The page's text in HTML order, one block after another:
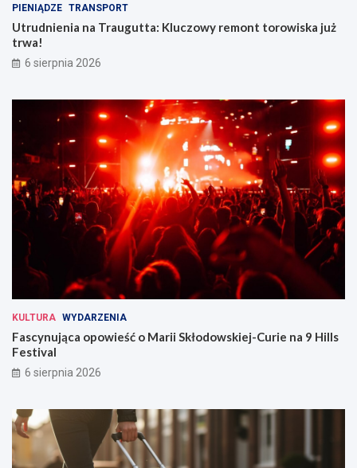
PIENIĄDZE TRANSPORT
Utrudnienia na Traugutta: Kluczowy remont torowiska już
trwa!
6 sierpnia 2026
KULTURA WYDARZENIA
Fascynująca opowieść o Marii Skłodowskiej-Curie na 9 Hills
Festival
6 sierpnia 2026